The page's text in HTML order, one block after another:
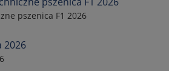
pszenica F1 2026